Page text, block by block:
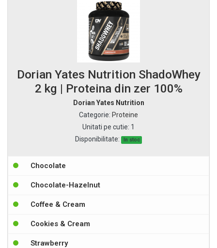
Dorian Yates Nutrition ShadoWhey
2 kg | Proteina din zer 100%
Dorian Yates Nutrition
Categorie: Proteine
Unitati pe cutie: 1
Disponibilitate:
In stoc
Chocolate
Chocolate-Hazelnut
Coffee & Cream
Cookies & Cream
Strawberry